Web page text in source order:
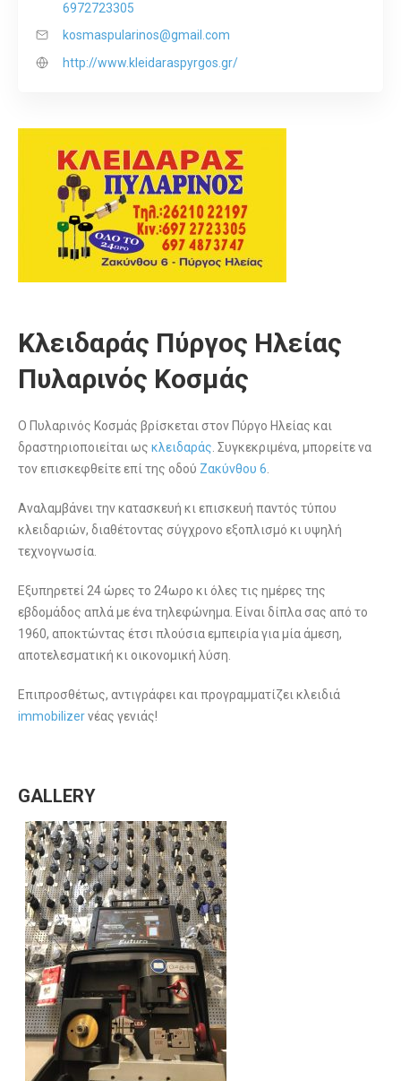
6972723305
kosmaspularinos@gmail.com
http://www.kleidaraspyrgos.gr/
Κλειδαράς Πύργος Ηλείας
Πυλαρινός Κοσμάς
Ο Πυλαρινός Κοσμάς βρίσκεται στον Πύργο Ηλείας και
δραστηριοποιείται ως κλειδαράς. Συγκεκριμένα, μπορείτε να
τον επισκεφθείτε επί της οδού Ζακύνθου 6.
Αναλαμβάνει την κατασκευή κι επισκευή παντός τύπου
κλειδαριών, διαθέτοντας σύγχρονο εξοπλισμό κι υψηλή
τεχνογνωσία.
Εξυπηρετεί 24 ώρες το 24ωρο κι όλες τις ημέρες της
εβδομάδος απλά με ένα τηλεφώνημα. Είναι δίπλα σας από το
1960, αποκτώντας έτσι πλούσια εμπειρία για μία άμεση,
αποτελεσματική κι οικονομική λύση.
Επιπροσθέτως, αντιγράφει και προγραμματίζει κλειδιά
immobilizerνέας γενιάς!
GALLERY